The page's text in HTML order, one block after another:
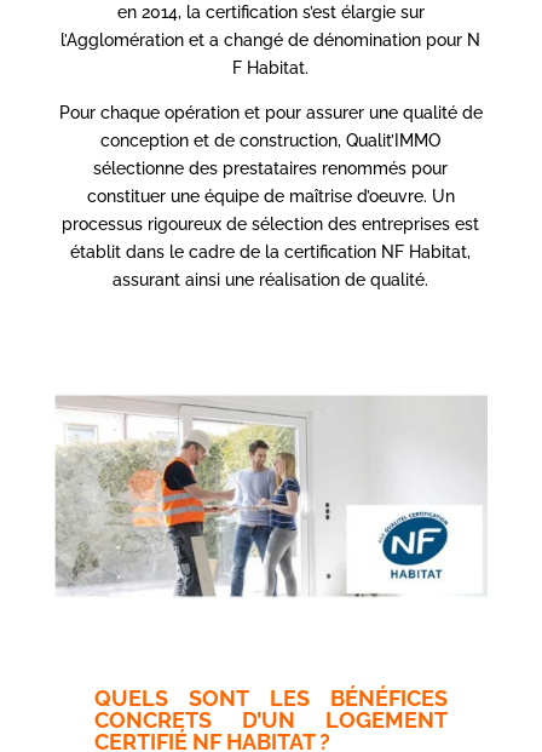
en 2014, la certification s’est élargie sur
l’Agglomération et a changé de dénomination pour N
F Habitat.
Pour chaque opération et pour assurer une qualité de
conception et de construction, Qualit’IMMO
sélectionne des prestataires renommés pour
constituer une équipe de maîtrise d’oeuvre. Un
processus rigoureux de sélection des entreprises est
établit dans le cadre de la certification NF Habitat,
assurant ainsi une réalisation de qualité.
QUELS SONT LES BÉNÉFICES
CONCRETS D’UN LOGEMENT
CERTIFIÉ NF HABITAT ?